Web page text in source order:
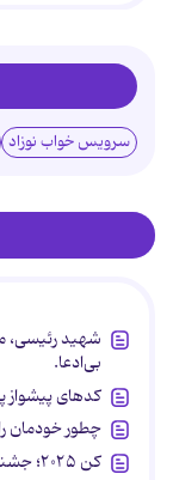
سرویس خواب نوزاد
شهید رئیسی،
بی‌ادعا.
کدهای
چطور خودمان را از نظر
کن ۲۰۲۵؛ جشنواره‌ای علیه خانواده